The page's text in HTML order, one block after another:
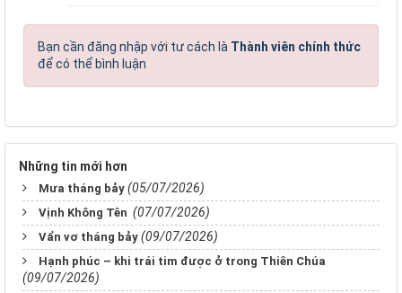
Bạn cần đăng nhập với tư cách là Thành viên chính thức
để có thể bình luận
Những tin mới hơn
Mưa tháng bảy (05/07/2026)
Vịnh Không Tên (07/07/2026)
Vẩn vơ tháng bảy (09/07/2026)
Hạnh phúc – khi trái tim được ở trong Thiên Chúa
(09/07/2026)